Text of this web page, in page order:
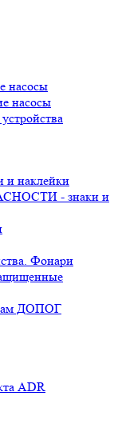
насосы
насосы
наклейки
- знаки и
Фонари
ДОПОГ
ADR